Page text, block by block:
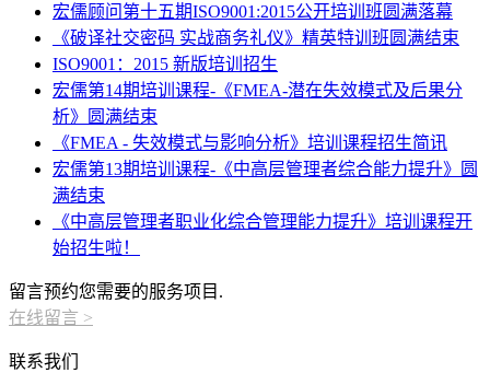
宏儒顾问第十五期ISO9001:2015公开培训班圆满落幕
《破译社交密码 实战商务礼仪》精英特训班圆满结束
ISO9001：2015 新版培训招生
宏儒第14期培训课程-《FMEA-潜在失效模式及后果分
析》圆满结束
《FMEA - 失效模式与影响分析》培训课程招生简讯
宏儒第13期培训课程-《中高层管理者综合能力提升》圆
满结束
《中高层管理者职业化综合管理能力提升》培训课程开
始招生啦！
留言预约您需要的服务项目.
在线留言 >
联系我们